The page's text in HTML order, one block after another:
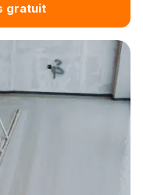
gratuit